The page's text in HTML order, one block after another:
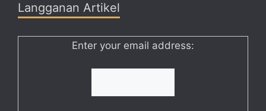
Langganan Artikel
Enter your email address: